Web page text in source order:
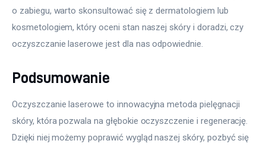
o zabiegu, warto skonsultować się z dermatologiem lub
kosmetologiem, który oceni stan naszej skóry i doradzi, czy
oczyszczanie laserowe jest dla nas odpowiednie.
Podsumowanie
Oczyszczanie laserowe to innowacyjna metoda pielęgnacji
skóry, która pozwala na głębokie oczyszczenie i regenerację.
Dzięki niej możemy poprawić wygląd naszej skóry, pozbyć się